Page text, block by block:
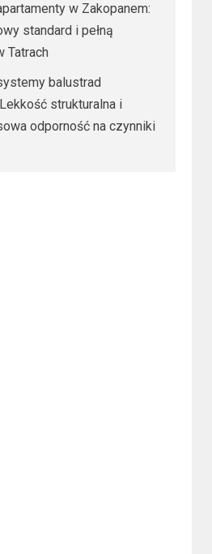
w Zakopanem:
standard i pełną
Tatrach
balustrad
strukturalna i
odporność na czynniki